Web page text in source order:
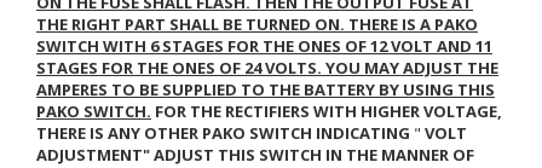
THE RIGHT PART SHALL BE TURNED ON. THERE IS A PAKO
SWITCH WITH 6 STAGES FOR THE ONES OF 12 VOLT AND 11
STAGES FOR THE ONES OF 24 VOLTS. YOU MAY ADJUST THE
AMPERES TO BE SUPPLIED TO THE BATTERY BY USING THIS
PAKO SWITCH. FOR THE RECTIFIERS WITH HIGHER VOLTAGE,
THERE IS ANY OTHER PAKO SWITCH INDICATING " VOLT
ADJUSTMENT"ADJUST THIS SWITCH IN THE MANNER OF